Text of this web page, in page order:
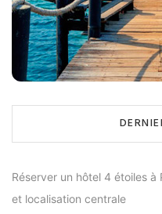
Réserver un hôtel 4 étoiles
et localisation centrale